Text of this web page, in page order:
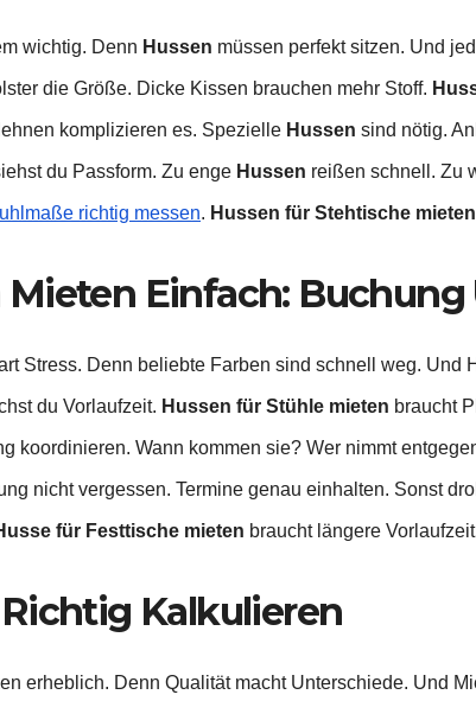
wichtig. Denn Hussen müssen perfekt sitzen. Und
die Größe. Dicke Kissen brauchen mehr Stoff.
komplizieren es. Spezielle Hussen sind nötig.
du Passform. Zu enge Hussen reißen schnell. Zu
richtig messen. Hussen für Stehtische mieten
Mieten Einfach: Buchung
Stress. Denn beliebte Farben sind schnell weg.
du Vorlaufzeit. Hussen für Stühle mieten braucht
koordinieren. Wann kommen sie? Wer nimmt
nicht vergessen. Termine genau einhalten. Sonst
für Festtische mieten braucht längere
Kalkulieren
erheblich. Denn Qualität macht Unterschiede. Und